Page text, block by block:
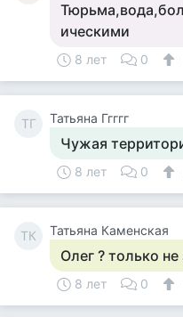
ическими
8 лет 0
ТГ Татьяна Ггггг
Чужая
8 лет 0
ТК Татьяна Каменская
Олег ? только
8 лет 0